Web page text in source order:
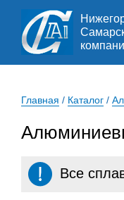
Главная / Каталог /
Все